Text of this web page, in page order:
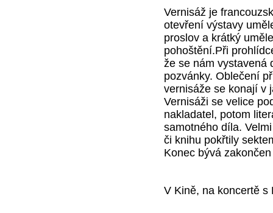
Vernisáž je
otevření výstavy
proslov a krátký
pohoštění.Při
že se nám vystavená
pozvánky. Oblečení
vernisáže se konají v
Vernisáži se velice
nakladatel, potom
samotného díla.
či knihu pokřtily
Konec bývá
V Kině, na koncertě s